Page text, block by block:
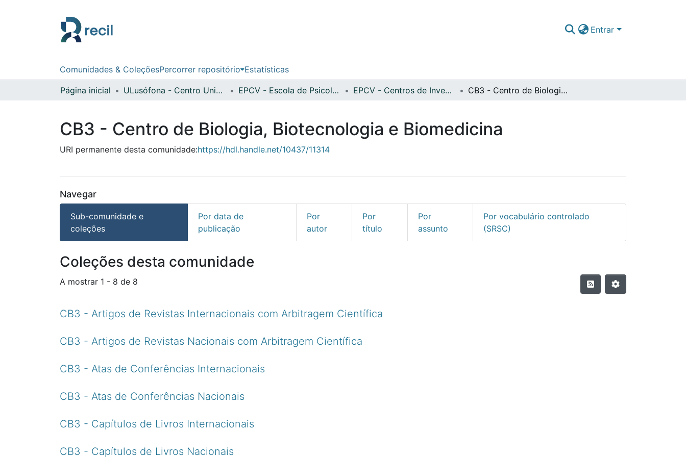
Entrar
Comunidades & ColeçõesPercorrer repositório Estatísticas
Página inicial ULusófona - Centro Universitário de Lisboa EPCV - Escola de Psicologia e Ciências da Vida EPCV - Centros de Investigação CB3 - Centro de Biologia, Biotecnologia e Biomedicina
CB3 - Centro de Biologia, Biotecnologia e Biomedicina
URI permanente desta comunidade:https://hdl.handle.net/10437/11314
Navegar
Sub-comunidade e
coleções
Por data de
publicação
Por
autor
Por
título
Por
assunto
Por vocabulário controlado
(SRSC)
Coleções desta comunidade
A mostrar 1 - 8 de 8
CB3 - Artigos de Revistas Internacionais com Arbitragem Científica
CB3 - Artigos de Revistas Nacionais com Arbitragem Científica
CB3 - Atas de Conferências Internacionais
CB3 - Atas de Conferências Nacionais
CB3 - Capítulos de Livros Internacionais
CB3 - Capítulos de Livros Nacionais